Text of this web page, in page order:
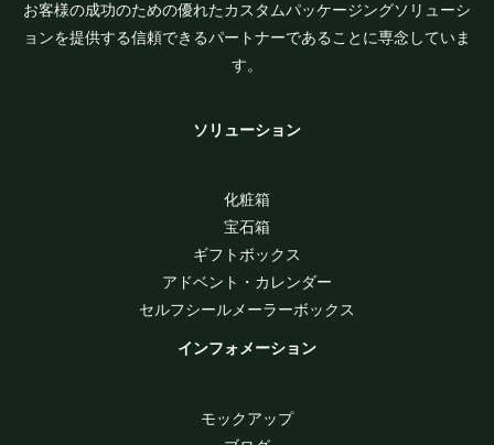
お客様の成功のための優れたカスタムパッケージングソリューシ
ョンを提供する信頼できるパートナーであることに専念していま
す。
ソリューション
化粧箱
宝石箱
ギフトボックス
アドベント・カレンダー
セルフシールメーラーボックス
インフォメーション
モックアップ